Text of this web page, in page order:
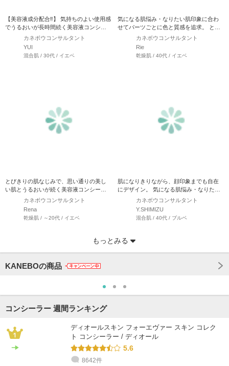
【美容液成分配合‼︎】 気持ちのよい使用感
でうるおいが長時間続く美容液コンシー
ラー 2025年…
カネボウコンサルタント
YUI
混合肌 / 30代 / イエベ
気になる肌悩み・なりたい肌印象に合わ
せてパーツごとに色と質感を追求。 とび
きりの肌なじみで、思い通…
カネボウコンサルタント
Rie
乾燥肌 / 40代 / イエベ
とびきりの肌なじみで、思い通りの美し
い肌とうるおいが続く美容液コンシーラ
ー。 カネボウ デザイ…
カネボウコンサルタント
Rena
乾燥肌 / ～20代 / イエベ
肌になりきりながら、顔印象までも自在
にデザイン。 気になる肌悩み・なりたい
肌印象に合わせてパーツ…
カネボウコンサルタント
Y.SHIMIZU
混合肌 / 40代 / ブルベ
カネボウコンサルタント
カネボウコンサルタント
カネボウコンサルタント
もっとみる
KANEBOの商品
コンシーラー 週間ランキング
ディオールスキン フォーエヴァー スキン コレク
ト コンシーラー / ディオール
5.6
8642件